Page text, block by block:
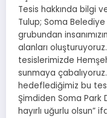
Tesis hakkında bilgi
Tulup; Soma Belediye
grubundan
alanları
tesislerimizde
sunmaya
hedeflediğimiz bu
Şimdiden Soma Park
hayırlı uğurlu olsun”